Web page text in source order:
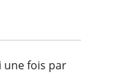
une fois par